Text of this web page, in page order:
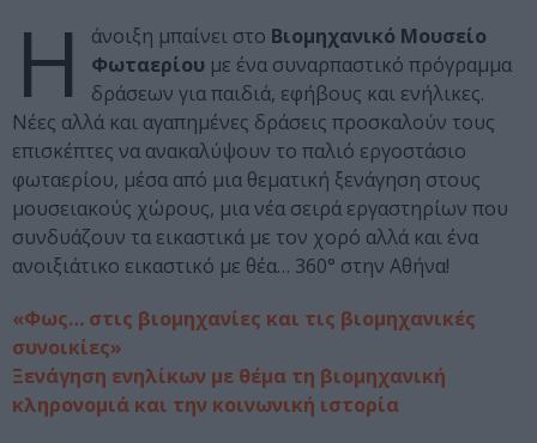
Η άνοιξη μπαίνει στο Βιομηχανικό Μουσείο
Φωταερίου με ένα συναρπαστικό πρόγραμμα
δράσεων για παιδιά, εφήβους και ενήλικες.
Νέες αλλά και αγαπημένες δράσεις προσκαλούν τους
επισκέπτες να ανακαλύψουν το παλιό εργοστάσιο
φωταερίου, μέσα από μια θεματική ξενάγηση στους
μουσειακούς χώρους, μια νέα σειρά εργαστηρίων που
συνδυάζουν τα εικαστικά με τον χορό αλλά και ένα
ανοιξιάτικο εικαστικό με θέα… 360° στην Αθήνα!
«Φως… στις βιομηχανίες και τις βιομηχανικές
συνοικίες»
Ξενάγηση ενηλίκων με θέμα τη βιομηχανική
κληρονομιά και την κοινωνική ιστορία